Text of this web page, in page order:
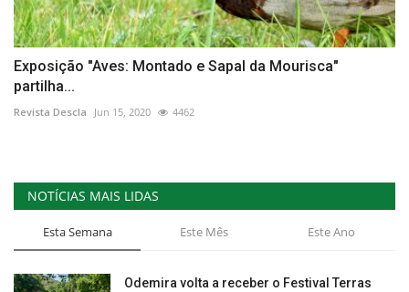
Exposição "Aves: Montado e Sapal da Mourisca"
partilha...
Revista Descla Jun 15, 2020 4462
NOTÍCIAS MAIS LIDAS
Esta Semana Este Mês Este Ano
Odemira volta a receber o Festival Terras